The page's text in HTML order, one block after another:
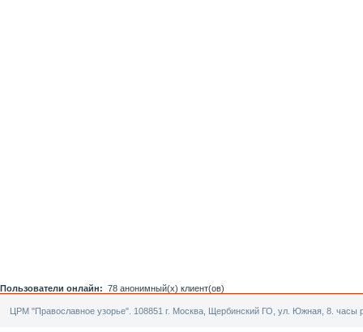
Пользователи онлайн: 78 анонимный(х) клиент(ов)
ЦРМ "Православное узорье". 108851 г. Москва, Щербинский ГО, ул. Южная, 8. часы